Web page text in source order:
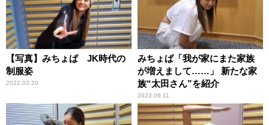
【写真】みちょぱ JK時代の
制服姿
2022.03.20
みちょぱ「我が家にまた家族
が増えまして……」 新たな家
族“太田さん”を紹介
2023.06.11